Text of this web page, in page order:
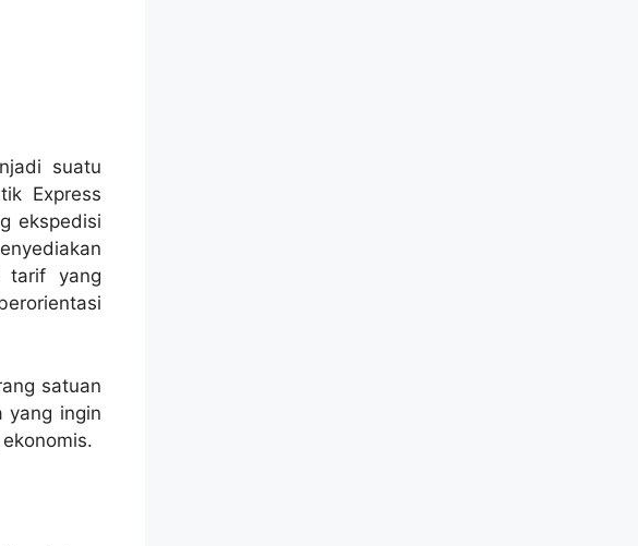
suatu
Express
ekspedisi
tarif yang
satuan
yang ingin